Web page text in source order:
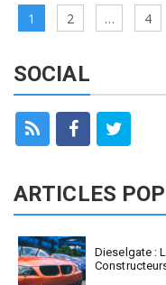
Pagination
publications
Page
1 Page
2 … Page
4
SOCIAL
ARTICLES
Dieselgate :